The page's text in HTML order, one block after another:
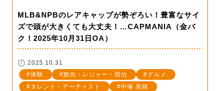
MLB&NPBのレアキャップが勢ぞろい！豊富なサイ
ズで頭が大きくても大丈夫！…CAPMANIA（金バ
ク！2025年10月31日OA）
2025.10.31
体験
観光・レジャー・宿泊
グルメ
タレント・アーティスト
中塚 美緒